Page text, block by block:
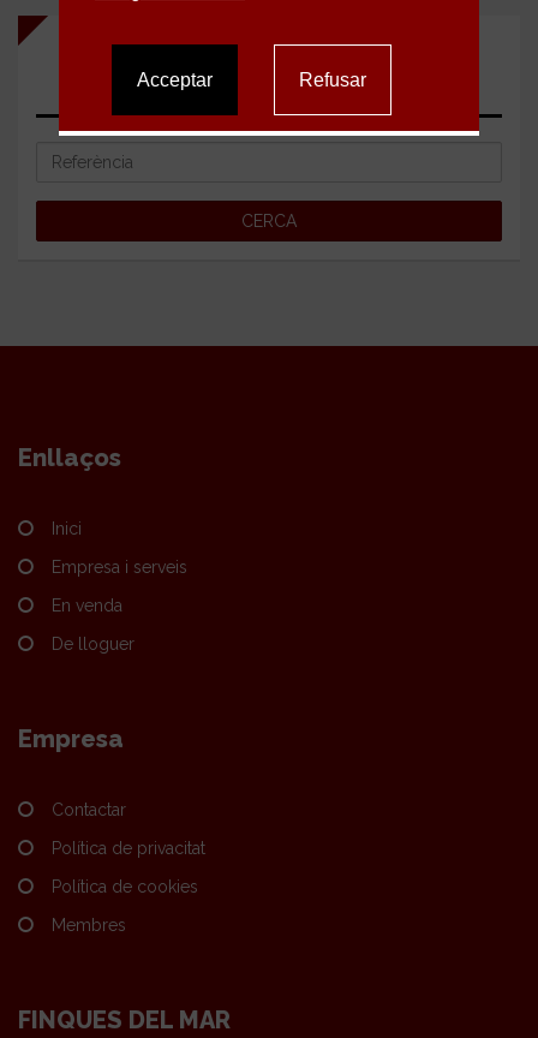
CERCA PER REFERÈNCIA
Enllaços
Inici
Empresa i serveis
En venda
De lloguer
Empresa
Contactar
Política de privacitat
Política de cookies
Membres
FINQUES DEL MAR